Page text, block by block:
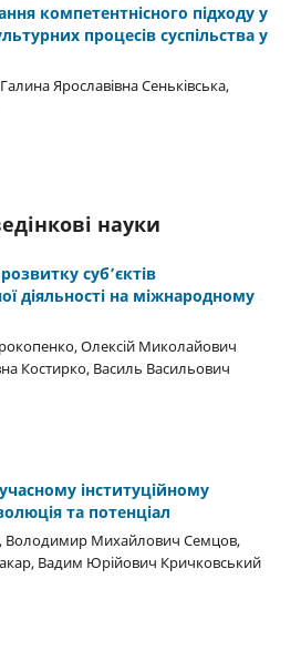
компетентнісного підходу у
процесів суспільства у
Ярославівна Сеньківська,
науки
суб’єктів
діяльності на міжнародному
Олексій Миколайович
Костирко, Василь Васильович
інституційному
та потенціал
Володимир Михайлович Семцов,
Вадим Юрійович Кричковський